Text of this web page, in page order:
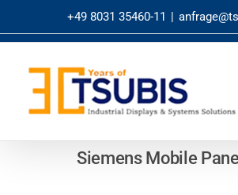
springen
+49 8031 35460-11 |
Siemens Mobile